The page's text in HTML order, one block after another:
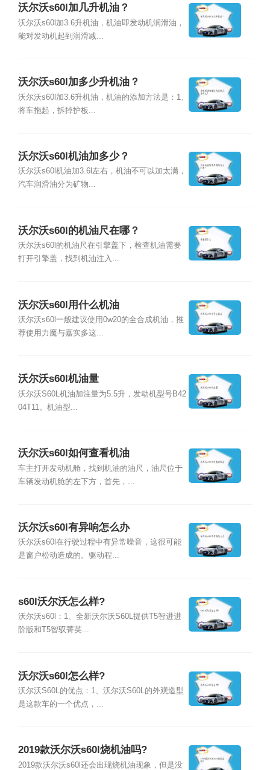
沃尔沃s60l加几升机油？
沃尔沃s60l加3.6升机油，机油即发动机润滑油，
能对发动机起到润滑减...
沃尔沃s60l加多少升机油？
沃尔沃s60l加3.6升机油，机油的添加方法是：1、
将车拖起，拆掉护板...
沃尔沃s60l机油加多少？
沃尔沃s60l机油加3.6l左右，机油不可以加太满，
汽车润滑油分为矿物...
沃尔沃s60l的机油尺在哪？
沃尔沃s60l的机油尺在引擎盖下，检查机油需要
打开引擎盖，找到机油注入...
沃尔沃s60l用什么机油
沃尔沃s60l一般建议使用0w20的全合成机油，推
荐使用力魔与嘉实多这...
沃尔沃s60l机油量
沃尔沃S60L机油加注量为5.5升，发动机型号B42
04T11。机油型...
沃尔沃s60l如何查看机油
车主打开发动机舱，找到机油的油尺，油尺位于
车辆发动机舱的左下方，首先，...
沃尔沃s60l有异响怎么办
沃尔沃s60l在行驶过程中有异常噪音，这很可能
是窗户松动造成的。驱动程...
s60l沃尔沃怎么样?
沃尔沃s60l：1、全新沃尔沃S60L提供T5智进进
阶版和T5智驭菁英...
沃尔沃s60l怎么样?
沃尔沃S60L的优点：1、沃尔沃S60L的外观造型
是这款车的一个优点，...
2019款沃尔沃s60l烧机油吗?
2019款沃尔沃s60l还会出现烧机油现象，但是没